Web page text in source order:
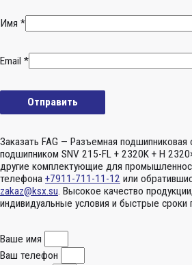
Имя *
Email *
Заказать FAG — Разъемная
подшипником SNV 215-FL + 2320K + H
другие комплектующие для
телефона +7911-711-11-12 или
zakaz@ksx.su. Высокое качество
индивидуальные условия и быстрые сроки
Ваше имя
Ваш телефон